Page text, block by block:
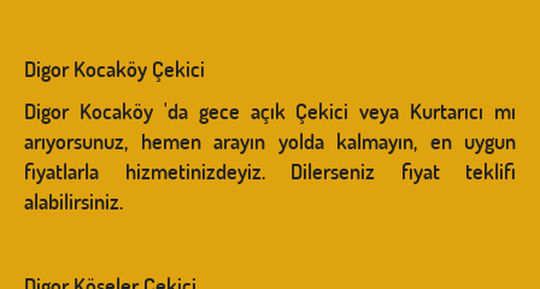
Digor Kocaköy Çekici
Digor Kocaköy 'da gece açık Çekici veya Kurtarıcı mı
arıyorsunuz, hemen arayın yolda kalmayın, en uygun
fiyatlarla hizmetinizdeyiz. Dilerseniz fiyat teklifi
alabilirsiniz.